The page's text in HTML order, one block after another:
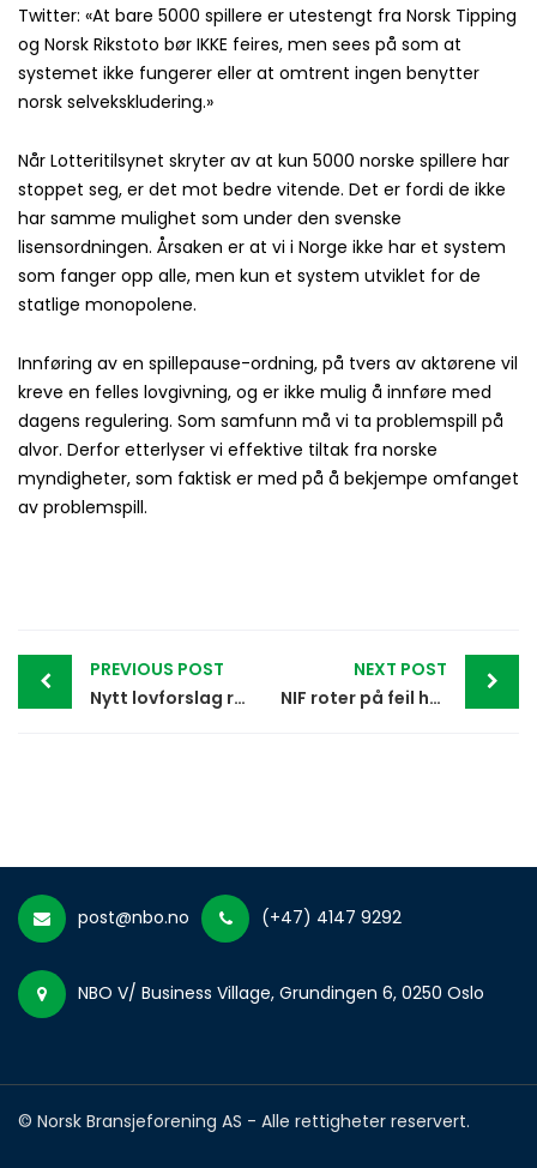
Twitter: «At bare 5000 spillere er utestengt fra Norsk Tipping
og Norsk Rikstoto bør IKKE feires, men sees på som at
systemet ikke fungerer eller at omtrent ingen benytter
norsk selvekskludering.»
Når Lotteritilsynet skryter av at kun 5000 norske spillere har
stoppet seg, er det mot bedre vitende. Det er fordi de ikke
har samme mulighet som under den svenske
lisensordningen. Årsaken er at vi i Norge ikke har et system
som fanger opp alle, men kun et system utviklet for de
statlige monopolene.
Innføring av en spillepause-ordning, på tvers av aktørene vil
kreve en felles lovgivning, og er ikke mulig å innføre med
dagens regulering. Som samfunn må vi ta problemspill på
alvor. Derfor etterlyser vi effektive tiltak fra norske
myndigheter, som faktisk er med på å bekjempe omfanget
av problemspill.
Post
navigation
PREVIOUS POST
Nytt lovforslag rammer mennesker med spillavhengighet
NEXT POST
NIF roter på feil halvdel
post@nbo.no (+47) 4147 9292
NBO V/ Business Village, Grundingen 6, 0250 Oslo
© Norsk Bransjeforening AS - Alle rettigheter reservert.